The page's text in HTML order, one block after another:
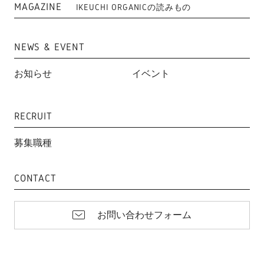
MAGAZINE IKEUCHI ORGANICの読みもの
NEWS & EVENT
お知らせ イベント
RECRUIT
募集職種
CONTACT
お問い合わせフォーム